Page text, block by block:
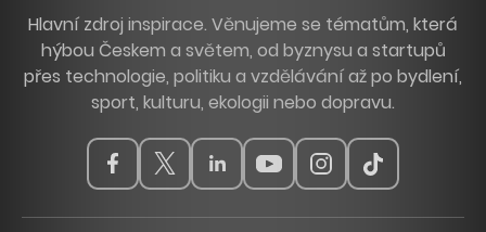
Hlavní zdroj inspirace. Věnujeme se tématům, která
hýbou Českem a světem, od byznysu a startupů
přes technologie, politiku a vzdělávání až po bydlení,
sport, kulturu, ekologii nebo dopravu.